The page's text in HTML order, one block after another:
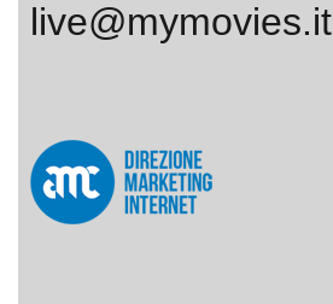
live@mymovies.it